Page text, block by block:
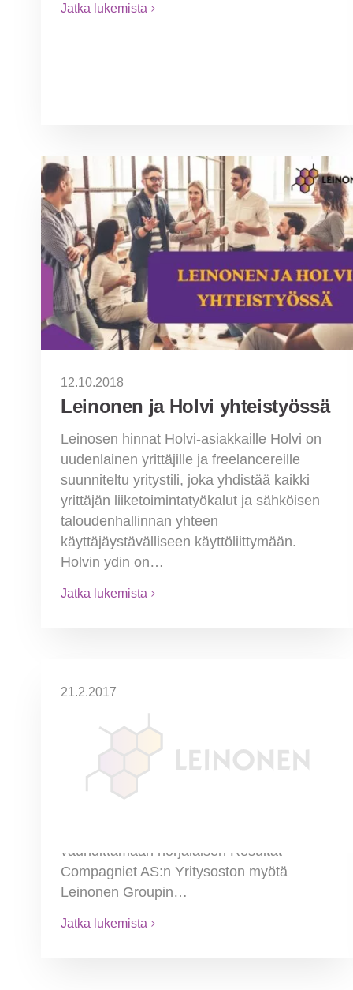
Jatka lukemista
12.10.2018
Leinonen ja Holvi yhteistyössä
Leinosen hinnat Holvi-asiakkaille Holvi on
uudenlainen yrittäjille ja freelancereille
suunniteltu yritystili, joka yhdistää kaikki
yrittäjän liiketoimintatyökalut ja sähköisen
taloudenhallinnan yhteen
käyttäjäystävälliseen käyttöliittymään.
Holvin ydin on…
Jatka lukemista
21.2.2017
Leinonen Group kasvaa
Norjassa
Tiedotusvälineille 14.2.2017 Julkaisuvapaa
Leinonen Group jatkaa vahvaa
vauhdittamaan norjalaisen Resultat
Compagniet AS:n Yritysoston myötä
Leinonen Groupin…
Jatka lukemista